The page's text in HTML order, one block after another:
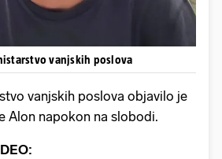
vanjskih poslova
vanjskih poslova objavilo je
Alon napokon na slobodi.